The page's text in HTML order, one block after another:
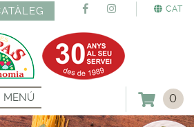
CAT
MENÚ 0